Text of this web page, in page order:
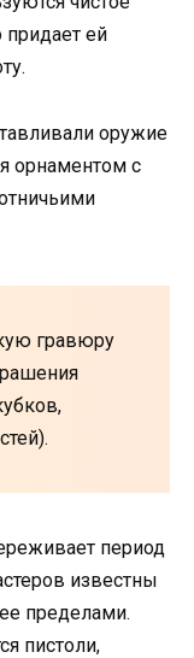
придает ей
оружие
орнаментом с
гравюру
период
известны
пределами.
пистоли,